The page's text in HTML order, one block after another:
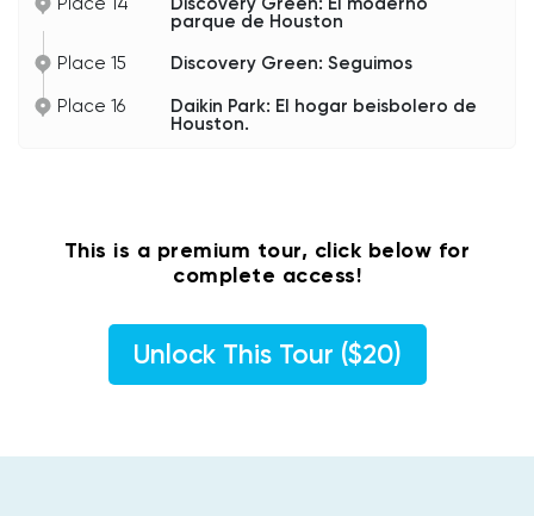
parque de Houston
Place 15
Discovery Green: Seguimos
Place 16
Daikin Park: El hogar beisbolero de
Houston.
This is a premium tour, click below for
complete access!
Unlock This Tour ($20)